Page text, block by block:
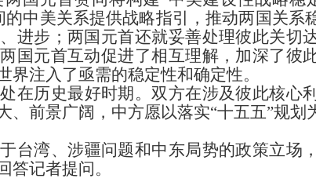
中美关系提供战略指引，推动两国关系
进步；两国元首还就妥善处理彼此关切
国元首互动促进了相互理解，加深了彼
注入了亟需的稳定性和确定性。
在历史最好时期。双方在涉及彼此核心
、前景广阔，中方愿以落实“十五五”规划
台湾、涉疆问题和中东局势的政策立场
答记者提问。